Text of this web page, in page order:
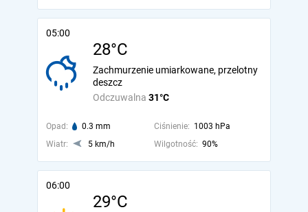
05:00
28°C
Odczuwalna 31°C
Zachmurzenie umiarkowane, przelotny
deszcz
Opad: 0.3 mm Ciśnienie: 1003 hPa
Wiatr:
5 km/h Wilgotność: 90%
06:00
29°C